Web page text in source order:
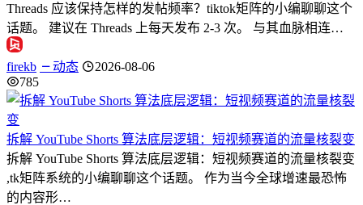
Threads 应该保持怎样的发帖频率？tiktok矩阵的小编聊聊这个
话题。 建议在 Threads 上每天发布 2-3 次。 与其血脉相连…
firekb 动态
2026-08-06
785
拆解 YouTube Shorts 算法底层逻辑：短视频赛道的流量核裂变
拆解 YouTube Shorts 算法底层逻辑：短视频赛道的流量核裂变
,tk矩阵系统的小编聊聊这个话题。 作为当今全球增速最恐怖
的内容形…